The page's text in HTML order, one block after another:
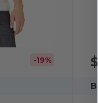
-19%